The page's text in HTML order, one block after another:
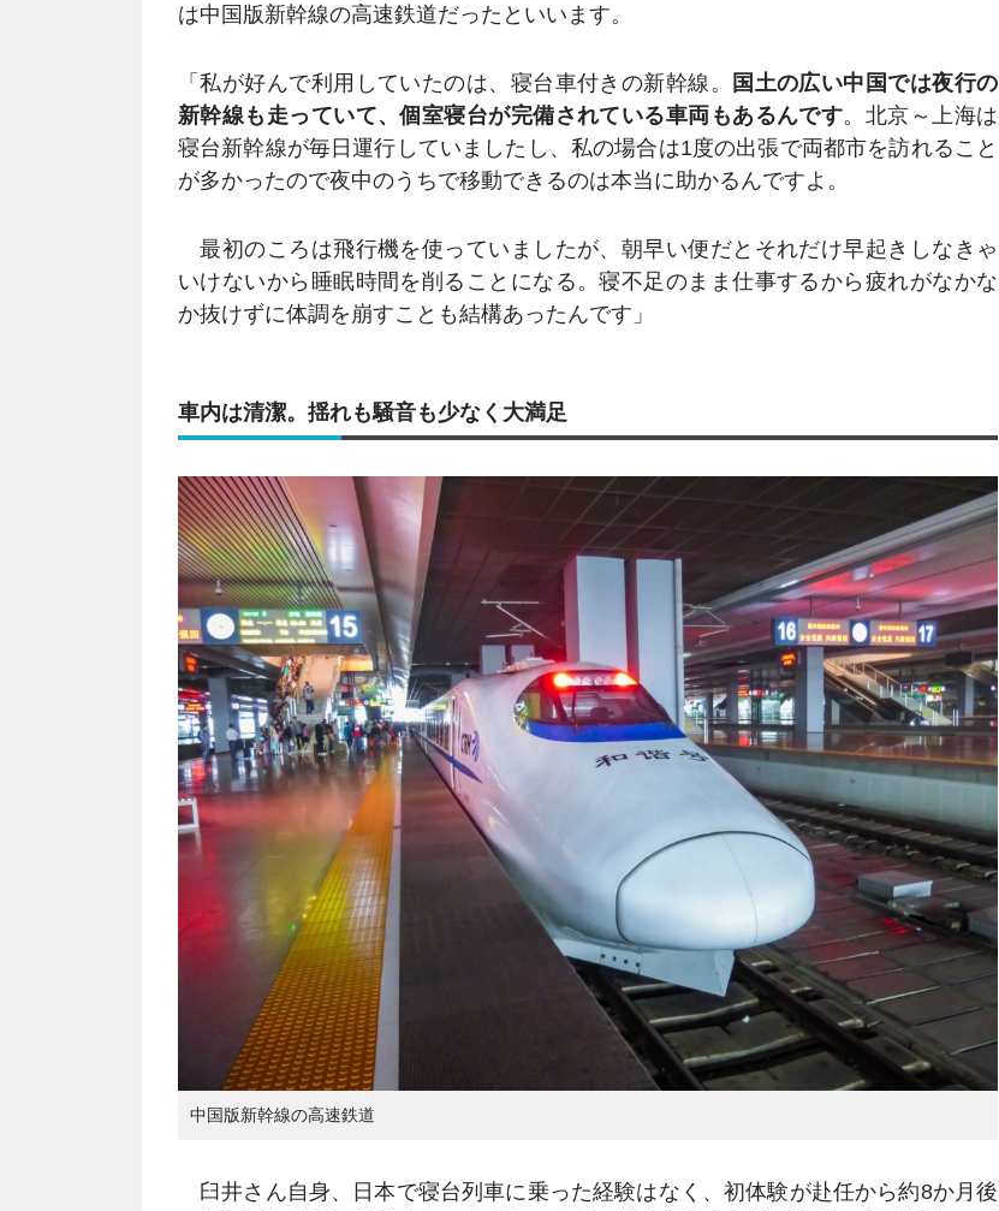
は中国版新幹線の高速鉄道だったといいます。
「私が好んで利用していたのは、寝台車付きの新幹線。
国土の広い中国では夜行の
新幹線も走っていて、個室寝台が完備されている車両もあるんです。北京～上海は
寝台新幹線が毎日運行していましたし、私の場合は1度の出張で両都市を訪れること
が多かったので夜中のうちで移動できるのは本当に助かるんですよ。
最初のころは飛行機を使っていましたが、朝早い便だとそれだけ早起きしなきゃ
いけないから睡眠時間を削ることになる。寝不足のまま仕事するから疲れがなかな
か抜けずに体調を崩すことも結構あったんです」
車内は清潔。揺れも騒音も少なく大満足
中国版新幹線の高速鉄道
臼井さん自身、日本で寝台列車に乗った経験はなく、初体験が赴任から約8か月後